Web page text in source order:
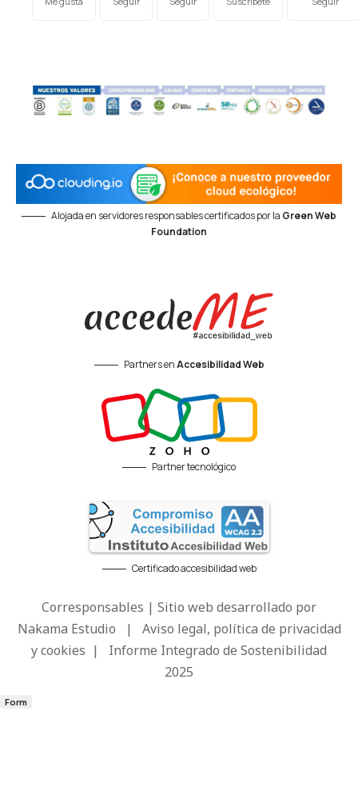
Alojada en servidores responsables certificados por la Green Web
Foundation
Partners enAccesibilidad Web
Partner tecnológico
Certificado accesibilidad web
Corresponsables | Sitio web desarrollado por
Nakama Estudio | Aviso legal, política de privacidad
y cookies | Informe Integrado de Sostenibilidad
2025
Form